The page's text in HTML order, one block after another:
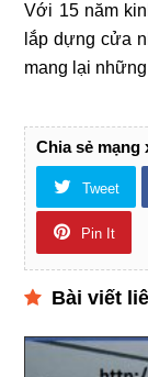
Với 15 năm
lắp dựng cửa
mang lại
Chia sẻ mạng
Tweet
Pin It
Bài viết